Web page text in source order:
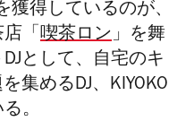
得しているのが、
「 喫茶ロン」を舞
として、自宅のキ
集めるDJ、 KIYOKO
。